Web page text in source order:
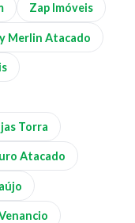
Zap Imóveis
Merlin Atacado
Torra
Atacado